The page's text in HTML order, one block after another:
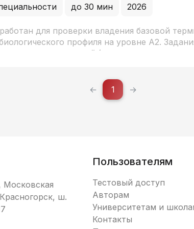
до 30 мин 2026
для проверки владения базовой
профиля на уровне А2.
понятий (строение сердца,
конструкций в определениях и описании
(характеристика формы, участие в обмене
← 1 →
Московская
ш.
Пользователям
Тестовый доступ
Авторам
Университетам и
Контакты